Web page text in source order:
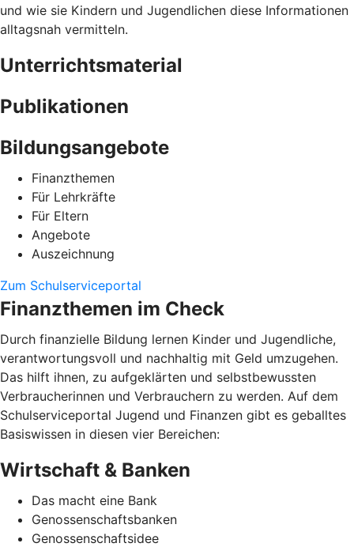
und wie sie Kindern und Jugendlichen diese Informationen
alltagsnah vermitteln.
Unterrichtsmaterial
Publikationen
Bildungsangebote
Finanzthemen
Für Lehrkräfte
Für Eltern
Angebote
Auszeichnung
Zum Schulserviceportal
Finanzthemen im Check
Durch finanzielle Bildung lernen Kinder und Jugendliche,
verantwortungsvoll und nachhaltig mit Geld umzugehen.
Das hilft ihnen, zu aufgeklärten und selbstbewussten
Verbraucherinnen und Verbrauchern zu werden. Auf dem
Schulserviceportal Jugend und Finanzen gibt es geballtes
Basiswissen in diesen vier Bereichen:
Wirtschaft & Banken
Das macht eine Bank
Genossenschaftsbanken
Genossenschaftsidee